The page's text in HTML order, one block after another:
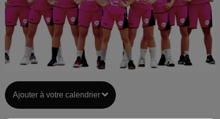
Ajouter à votre calendrier